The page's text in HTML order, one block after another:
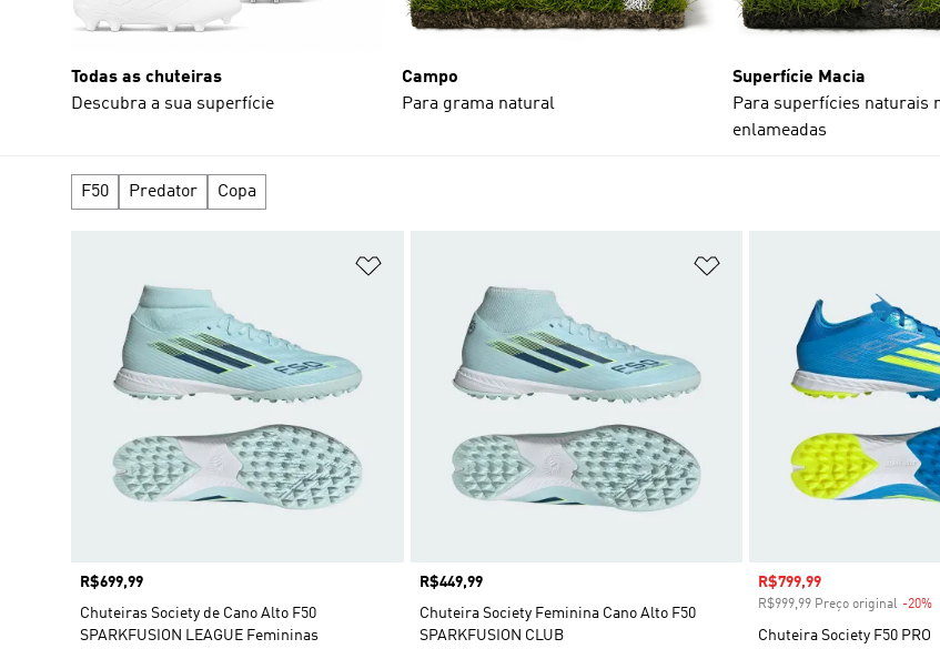
Todas as chuteiras
Descubra a sua superfície
Campo
Para grama natural
Superfície Macia
Para superfícies naturais
enlameadas
F50 Predator Copa
Preço
R$699,99
Chuteiras Society de Cano Alto F50
SPARKFUSION LEAGUE Femininas
Preço
R$449,99
Chuteira Society Feminina Cano Alto F50
SPARKFUSION CLUB
Preço com desconto
R$799,99
R$999,99 Preço original -20%
Chuteira Society F50 PRO